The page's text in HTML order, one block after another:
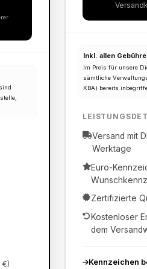
Inkl. allen
Im Preis für unsere
sämtliche
KBA) bereits
Versand mit
Werktage
Euro-
Zertifizierte
Kostenloser
dem
Kennzeichen